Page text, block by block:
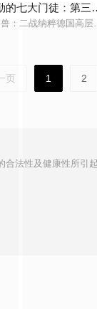
希特勒的七
：二战纳粹德国高层的权力交锋/
页 1 2
法性及健康性所引